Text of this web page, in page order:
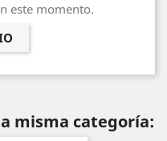
este momento.
misma categoría: